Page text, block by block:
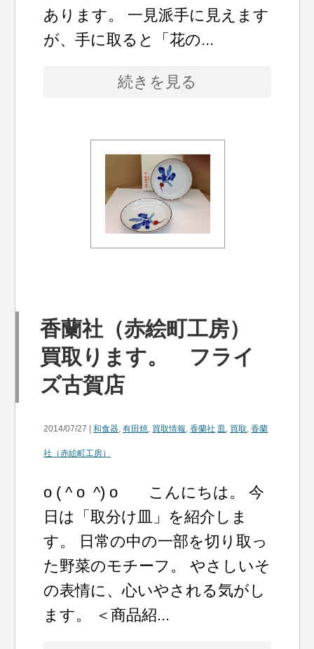
あります。 一見派手に見えます
が、手に取ると「花の...
続きを見る
香蘭社（赤絵町工房）
買取ります。 フライ
ズ古賀店
2014/07/27 |和食器,有田焼, 買取情報,香蘭社 皿 , 買取,香蘭
社（赤絵町工房）
o ( ^ o ^) o こんにちは。 今
日は「取分け皿」を紹介しま
す。 日常の中の一部を切り取っ
た野菜のモチーフ。 やさしいそ
の表情に、心いやされる気がし
ます。 ＜商品紹...